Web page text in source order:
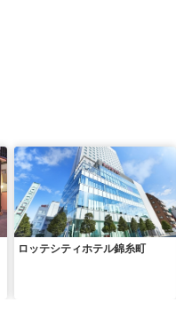
ロッテシティホテル錦糸町